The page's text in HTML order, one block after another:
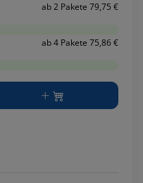
ab 2 Pakete 79,75 €
ab 4 Pakete 75,86 €